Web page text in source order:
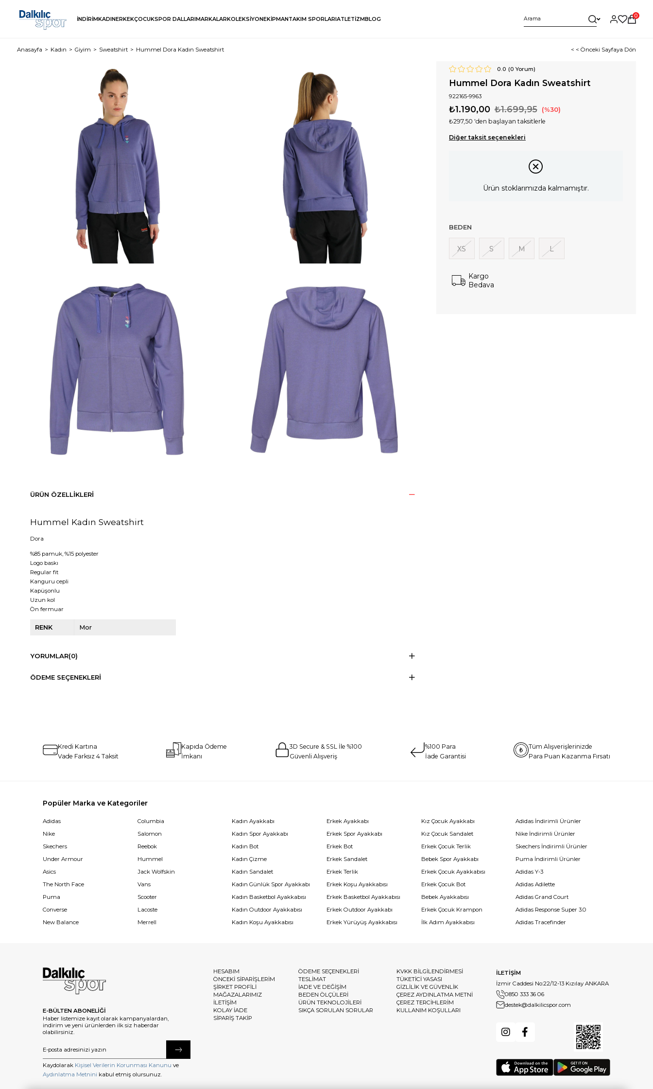
İNDİRİMKADINERKEKÇOCUKSPOR DALLARIMARKALARKOLEKSİYONEKİPMANTAKIM SPORLARIATLETİZMBLOG
0
Anasayfa Kadın Giyim Sweatshirt Hummel Dora Kadın Sweatshirt < < Önceki Sayfaya Dön
0.0 (0 Yorum)
Hummel Dora Kadın Sweatshirt
922165-9963
₺1.699,95
₺1.190,00 30
₺297,50 'den başlayan taksitlerle
Diğer taksit seçenekleri
Ürün stoklarımızda kalmamıştır.
BEDEN
XS S M L
Kargo
Bedava
ÜRÜN ÖZELLIKLERI
Hummel Kadın Sweatshirt
Dora
%85 pamuk, %15 polyester
Logo baskı
Regular fit
Kanguru cepli
Kapüşonlu
Uzun kol
Ön fermuar
RENK Mor
YORUMLAR(0)
ÖDEME SEÇENEKLERI
Kredi Kartına
Vade Farksız 4 Taksit
Kapıda Ödeme
İmkanı
3D Secure & SSL İle %100
Güvenli Alışveriş
%100 Para
İade Garantisi
Tüm Alışverişlerinizde
Para Puan Kazanma Fırsatı
Popüler Marka ve Kategoriler
Adidas
Nike
Skechers
Under Armour
Asics
The North Face
Puma
Converse
New Balance
Columbia
Salomon
Reebok
Hummel
Jack Wolfskin
Vans
Scooter
Lacoste
Merrell
Kadın Ayakkabı
Kadın Spor Ayakkabı
Kadın Bot
Kadın Çizme
Kadın Sandalet
Kadın Günlük Spor Ayakkabı
Kadın Basketbol Ayakkabısı
Kadın Outdoor Ayakkabısı
Kadın Koşu Ayakkabısı
Erkek Ayakkabı
Erkek Spor Ayakkabı
Erkek Bot
Erkek Sandalet
Erkek Terlik
Erkek Koşu Ayakkabısı
Erkek Basketbol Ayakkabısı
Erkek Outdoor Ayakkabı
Erkek Yürüyüş Ayakkabısı
Kız Çocuk Ayakkabı
Kız Çocuk Sandalet
Erkek Çocuk Terlik
Bebek Spor Ayakkabı
Erkek Çocuk Ayakkabısı
Erkek Çocuk Bot
Bebek Ayakkabısı
Erkek Çocuk Krampon
İlk Adım Ayakkabısı
Adidas İndirimli Ürünler
Nike İndirimli Ürünler
Skechers İndirimli Ürünler
Puma İndirimli Ürünler
Adidas Y-3
Adidas Adilette
Adidas Grand Court
Adidas Response Super 3.0
Adidas Tracefinder
E-BÜLTEN ABONELİĞİ
Haber listemize kayıt olarak kampanyalardan,
indirim ve yeni ürünlerden ilk siz haberdar
olabilirsiniz.
Kaydolarak Kişisel Verilerin Korunması Kanunu ve
Aydınlatma Metnini kabul etmiş olursunuz.
HESABIM
ÖNCEKİ SİPARİŞLERİM
ŞİRKET PROFİLİ
MAĞAZALARIMIZ
İLETİŞİM
KOLAY İADE
SİPARİŞ TAKİP
ÖDEME SEÇENEKLERİ
TESLİMAT
İADE VE DEĞİŞİM
BEDEN ÖLÇÜLERİ
ÜRÜN TEKNOLOJİLERİ
SIKÇA SORULAN SORULAR
KVKK BİLGİLENDİRMESİ
TÜKETİCİ YASASI
GİZLİLİK VE GÜVENLİK
ÇEREZ AYDINLATMA METNİ
ÇEREZ TERCİHLERİM
KULLANIM KOŞULLARI
İLETİŞİM
İzmir Caddesi No:22/12-13 Kızılay ANKARA
0850 333 36 06
destek@dalkilicspor.com